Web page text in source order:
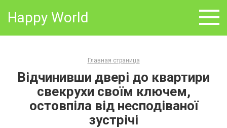
Happy World
Главная страница
Відчинивши двері до квартири
свекрухи своїм ключем,
остовпіла від несподіваної
зустрічі